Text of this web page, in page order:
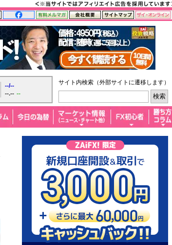
--/--
--.-- --
サイト内検索（外部サイトに遷移します）